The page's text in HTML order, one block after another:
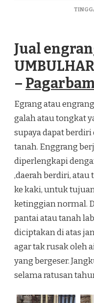
Jual
–
Egrang atau
galah atau tongkat
supaya dapat
tanah. Enggrang
diperlengkapi
,daerah berdiri,
ke kaki, untuk
ketinggian normal.
pantai atau tanah
diciptakan di atas
agar tak rusak oleh
yang bergeser.
selama ratusan